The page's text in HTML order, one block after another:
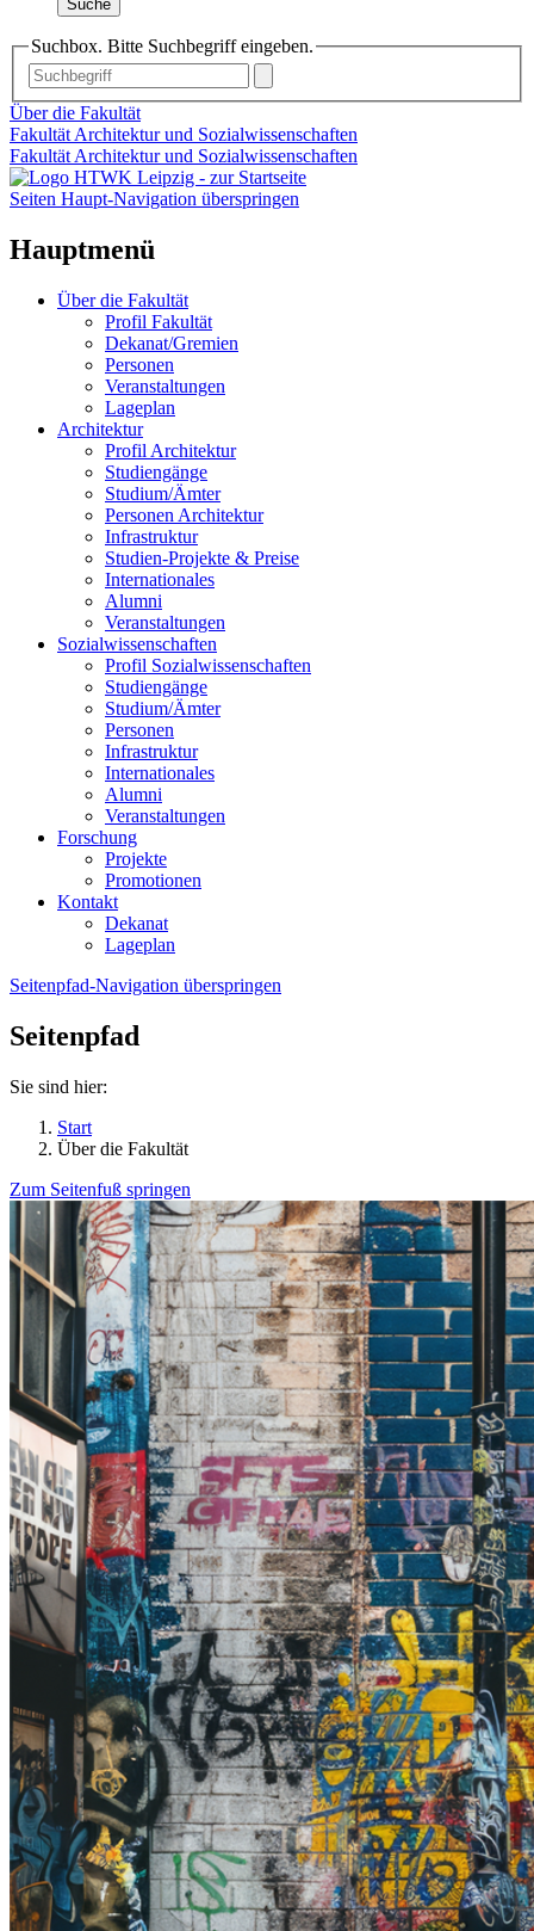
Suche
Suchbox. Bitte Suchbegriff eingeben.
Über die Fakultät
Fakultät Architektur und Sozialwissenschaften
Fakultät Architektur und Sozialwissenschaften
Seiten Haupt-Navigation überspringen
Hauptmenü
Über die Fakultät
Profil Fakultät
Dekanat/Gremien
Personen
Veranstaltungen
Lageplan
Architektur
Profil Architektur
Studiengänge
Studium/Ämter
Personen Architektur
Infrastruktur
Studien-Projekte & Preise
Internationales
Alumni
Veranstaltungen
Sozialwissenschaften
Profil Sozialwissenschaften
Studiengänge
Studium/Ämter
Personen
Infrastruktur
Internationales
Alumni
Veranstaltungen
Forschung
Projekte
Promotionen
Kontakt
Dekanat
Lageplan
Seitenpfad-Navigation überspringen
Seitenpfad
Sie sind hier:
Start
Über die Fakultät
Zum Seitenfuß springen